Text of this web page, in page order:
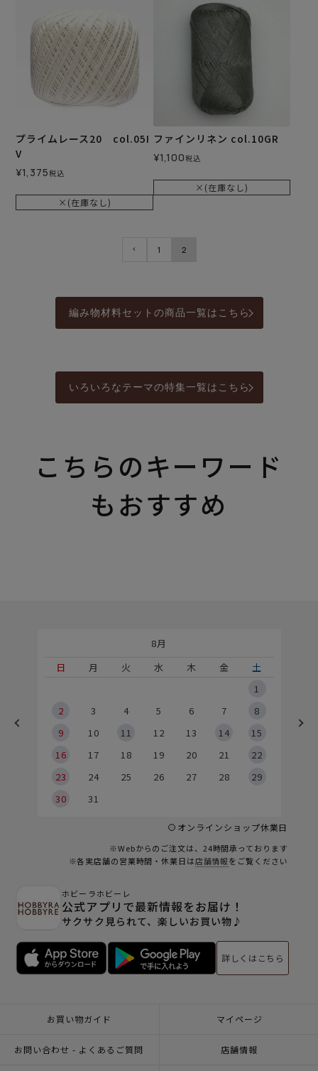
プライムレース20 col.05I
V
¥1,375税込
×(在庫なし)
ファインリネン col.10GR
¥1,100税込
×(在庫なし)
1 2
編み物材料セットの商品一覧はこちら
いろいろなテーマの特集一覧はこちら
こちらのキーワード
もおすすめ
8月
日
月 火 水 木 金
土
1
2
3 4 5 6 7
8
9
10 11 12 13 14
15
16
17 18 19 20 21
22
23
24 25 26 27 28
29
30
31
オンラインショップ休業日
※Webからのご注文は、24時間承っております
※各実店舗の営業時間・休業日は店舗情報をご覧ください
ホビーラホビーレ
公式アプリで最新情報をお届け！
サクサク見られて、楽しいお買い物♪
詳しくはこちら
お買い物ガイド マイページ
お問い合わせ - よくあるご質問 店舗情報